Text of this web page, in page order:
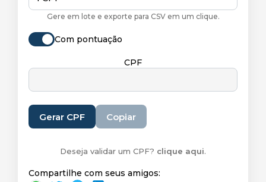
Gere em lote e exporte para CSV em um clique.
Com pontuação
CPF
Gerar CPF Copiar
Deseja validar um CPF? clique aqui.
Compartilhe com seus amigos: